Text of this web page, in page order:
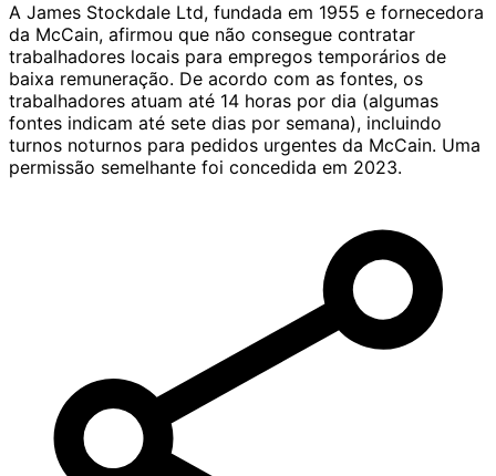
A James Stockdale Ltd, fundada em 1955 e fornecedora
da McCain, afirmou que não consegue contratar
trabalhadores locais para empregos temporários de
baixa remuneração. De acordo com as fontes, os
trabalhadores atuam até 14 horas por dia (algumas
fontes indicam até sete dias por semana), incluindo
turnos noturnos para pedidos urgentes da McCain. Uma
permissão semelhante foi concedida em 2023.